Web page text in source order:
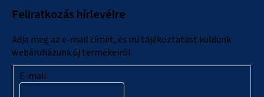
Feliratkozás hírlevélre
Adja meg az e-mail címét, és mi tájékoztatást küldünk
webáruházunk új termékeiről.
E-mail